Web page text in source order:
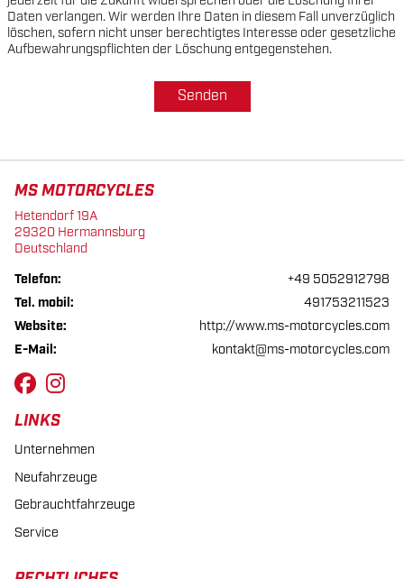
Daten verlangen. Wir werden Ihre Daten in diesem Fall unverzüglich
löschen, sofern nicht unser berechtigtes Interesse oder gesetzliche
Aufbewahrungspflichten der Löschung entgegenstehen.
Senden
MS MOTORCYCLES
Hetendorf 19A
29320 Hermannsburg
Deutschland
Telefon:
+49 5052912798
Tel. mobil:
491753211523
Website:
http://www.ms-motorcycles.com
E-Mail:
kontakt@ms-motorcycles.com
LINKS
Unternehmen
Neufahrzeuge
Gebrauchtfahrzeuge
Service